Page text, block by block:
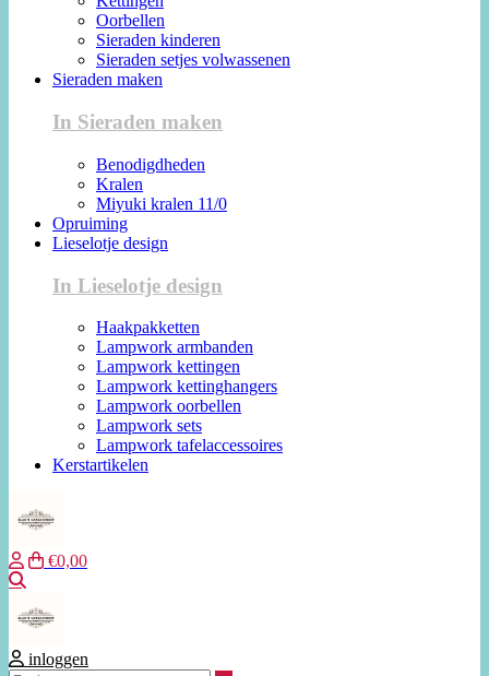
Oorbellen
Sieraden kinderen
Sieraden setjes volwassenen
Sieraden maken
In Sieraden maken
Benodigdheden
Kralen
Miyuki kralen 11/0
Opruiming
Lieselotje design
In Lieselotje design
Haakpakketten
Lampwork armbanden
Lampwork kettingen
Lampwork kettinghangers
Lampwork oorbellen
Lampwork sets
Lampwork tafelaccessoires
Kerstartikelen
€0,00
inloggen